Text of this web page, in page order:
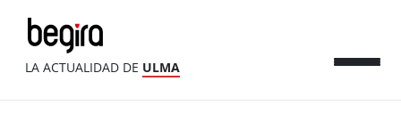
LA ACTUALIDAD DE ULMA